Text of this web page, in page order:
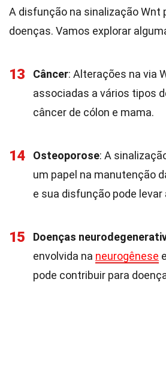
A disfunção na sinalização Wnt
doenças. Vamos explorar
13 Câncer: Alterações na via
associadas a vários tipos
câncer de cólon e mama.
14 Osteoporose: A
um papel na manutenção
e sua disfunção pode levar
15 Doenças
envolvida na neurogênese
pode contribuir para